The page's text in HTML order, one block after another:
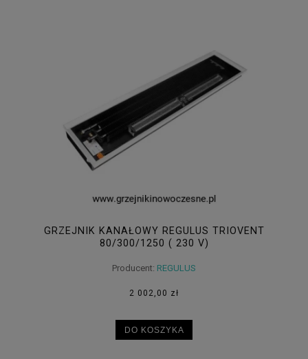
GRZEJNIK KANAŁOWY REGULUS TRIOVENT
80/300/1250 ( 230 V)
Producent: REGULUS
2 002,00 zł
DO KOSZYKA